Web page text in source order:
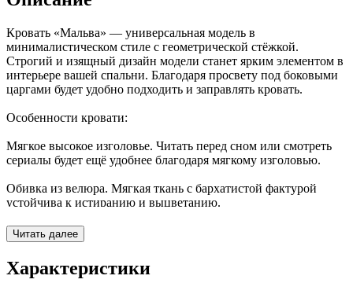
Кровать «Мальва» — универсальная модель в
минималистическом стиле с геометрической стёжкой.
Строгий и изящный дизайн модели станет ярким элементом в
интерьере вашей спальни. Благодаря просвету под боковыми
царгами будет удобно подходить и заправлять кровать.
Особенности кровати:
Мягкое высокое изголовье. Читать перед сном или смотреть
сериалы будет ещё удобнее благодаря мягкому изголовью.
Обивка из велюра. Мягкая ткань с бархатистой фактурой
устойчива к истиранию и выцветанию.
Ортопедическое основание в комплекте. Представляет собой
решётку, на которую устанавливается матрас подходящего
размера.
Читать далее
Характеристики